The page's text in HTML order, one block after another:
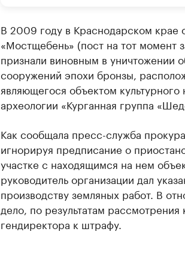
В 2009 году в Краснодарском
«Мостщебень» (пост на тот момент
признали виновным в уничтожении
сооружений эпохи бронзы,
являющегося объектом
археологии «Курганная группа
Как сообщала пресс-служба
игнорируя предписание о
участке с находящимся на нем
руководитель организации дал
производству земляных работ. В
дело, по результатам
гендиректора к штрафу.